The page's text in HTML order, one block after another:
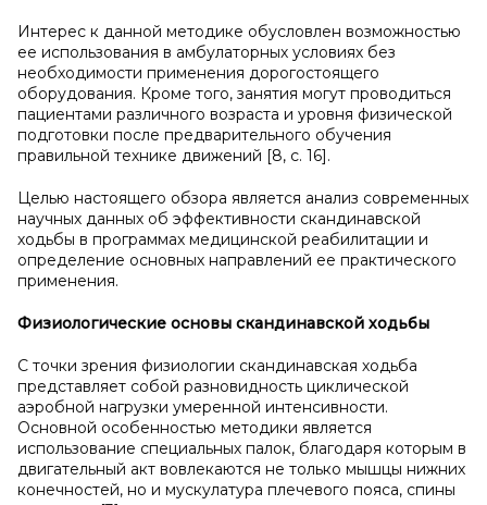
Интерес к данной методике обусловлен возможностью
ее использования в амбулаторных условиях без
необходимости применения дорогостоящего
оборудования. Кроме того, занятия могут проводиться
пациентами различного возраста и уровня физической
подготовки после предварительного обучения
правильной технике движений [8, с. 16].
Целью настоящего обзора является анализ современных
научных данных об эффективности скандинавской
ходьбы в программах медицинской реабилитации и
определение основных направлений ее практического
применения.
Физиологические основы скандинавской ходьбы
С точки зрения физиологии скандинавская ходьба
представляет собой разновидность циклической
аэробной нагрузки умеренной интенсивности.
Основной особенностью методики является
использование специальных палок, благодаря которым в
двигательный акт вовлекаются не только мышцы нижних
конечностей, но и мускулатура плечевого пояса, спины